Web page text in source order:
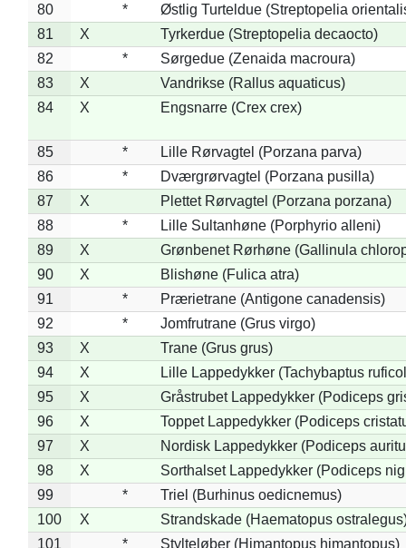
80
*
Østlig Turteldue (Streptopelia
81
X
Tyrkerdue (Streptopelia decaocto)
82
*
Sørgedue (Zenaida macroura)
83
X
Vandrikse (Rallus aquaticus)
84
X Engsnarre (Crex crex)
85 *
Lille Rørvagtel (Porzana parva)
86
*
Dværgrørvagtel (Porzana pusilla)
87
X
Plettet Rørvagtel (Porzana porzana)
88
*
Lille Sultanhøne (Porphyrio alleni)
89
X
Grønbenet Rørhøne (Gallinula
90
X
Blishøne (Fulica atra)
91
*
Prærietrane (Antigone canadensis)
92
*
Jomfrutrane (Grus virgo)
93
X
Trane (Grus grus)
94
X
Lille Lappedykker (Tachybaptus
95
X
Gråstrubet Lappedykker (Podiceps
96
X
Toppet Lappedykker (Podiceps
97
X
Nordisk Lappedykker (Podiceps
98
X
Sorthalset Lappedykker (Podiceps
99
*
Triel (Burhinus oedicnemus)
100
X
Strandskade (Haematopus
101
* Stylteløber (Himantopus himantopus)